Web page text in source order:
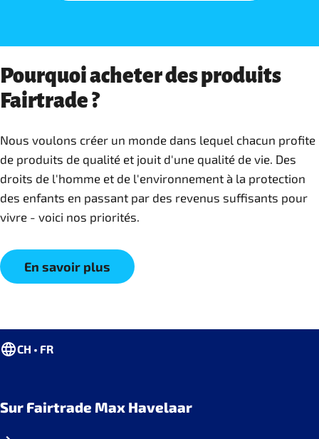
Pourquoi acheter des produits
Fairtrade ?
Nous voulons créer un monde dans lequel chacun profite
de produits de qualité et jouit d'une qualité de vie. Des
droits de l'homme et de l'environnement à la protection
des enfants en passant par des revenus suffisants pour
vivre - voici nos priorités.
En savoir plus
CH • FR
Sur Fairtrade Max Havelaar